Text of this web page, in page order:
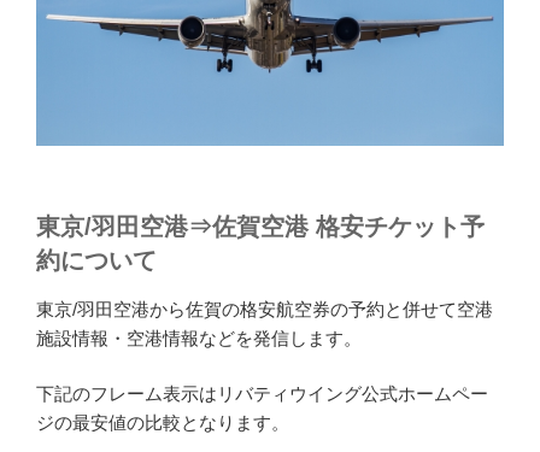
東京/羽田空港⇒佐賀空港 格安チケット予
約について
東京/羽田空港から佐賀の格安航空券の予約と併せて空港
施設情報・空港情報などを発信します。
下記のフレーム表示はリバティウイング公式ホームペー
ジの最安値の比較となります。